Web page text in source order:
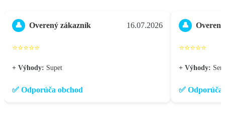
👤 Overený zákazník 16.07.2026
⭐⭐⭐⭐⭐
+ Výhody: Supet
✅ Odporúča obchod
👤
⭐⭐⭐⭐⭐
+ Výhody:
✅ Odporúča